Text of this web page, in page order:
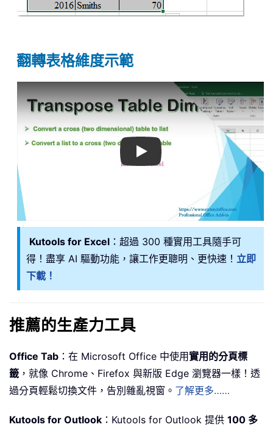
翻轉表格維度示範
Play
Kutools for Excel ：超過 300 種實用工具隨手可
得！盡享 AI 驅動功能，讓工作更聰明、更快速！ 立即
下載！
推薦的生產力工具
Office Tab ：在 Microsoft Office 中使用實用的分頁標
籤 ，就像 Chrome、Firefox 與新版 Edge 瀏覽器一樣！透
過分頁輕鬆切換文件，告別雜亂視窗。 了解更多……
Kutools for Outlook ：Kutools for Outlook 提供 100 多